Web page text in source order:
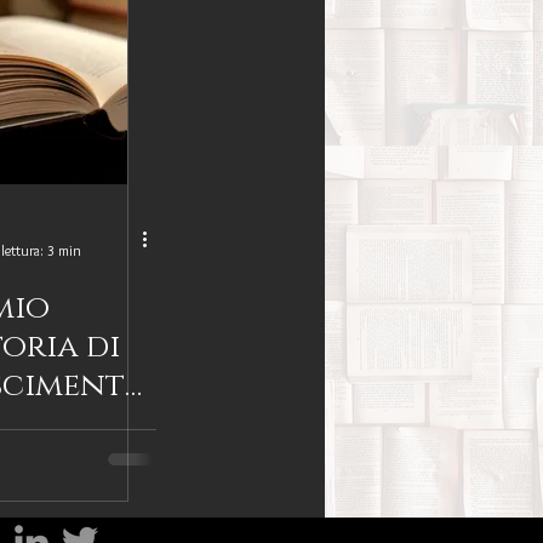
Benessere
Filosofia
del lutto
lettura: 3 min
di